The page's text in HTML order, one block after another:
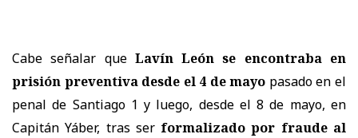
Cabe señalar que Lavín León se encontraba en
prisión preventiva desde el 4 de mayo pasado en el
penal de Santiago 1 y luego, desde el 8 de mayo, en
Capitán Yáber, tras ser formalizado por fraude al